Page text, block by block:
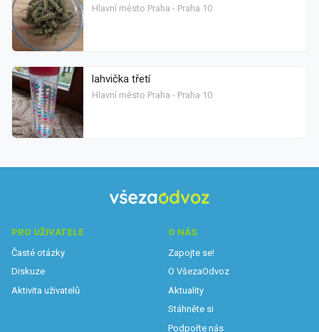
Hlavní město Praha - Praha 10
lahvička třetí
Hlavní město Praha - Praha 10
PRO UŽIVATELE
Časté otázky
Diskuze
Aktivita uživatelů
O NÁS
Zapojte se!
O VšezaOdvoz
Aktuality
Stáhněte si
Podpořte nás